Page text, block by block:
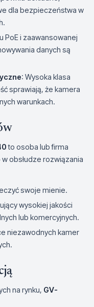
dla bezpieczeństwa w
PoE i zaawansowanej
danych są
: Wysoka klasa
sprawiają, że kamera
warunkach.
to osoba lub firma
obsłudze rozwiązania
swoje mienie.
wysokiej jakości
lub komercyjnych.
niezawodnych kamer
na rynku, GV-